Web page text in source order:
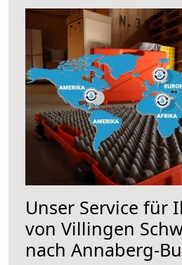
Unser Service für
von Villingen
nach Annaberg-